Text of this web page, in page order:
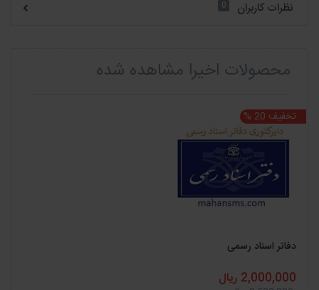
نظرات کاربران
0
محصولات اخیرا مشاهده شده
تخفیف 20 %
دفاتر اسناد رسمی
2,000,000 ریال